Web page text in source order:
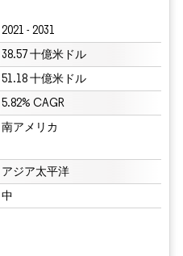
2021 - 2031
38.57 十億米ドル
51.18 十億米ドル
5.82% CAGR
南アメリカ
アジア太平洋
中
はCC BY 4.0の表示が必要です。